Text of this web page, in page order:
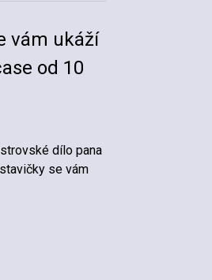
vám ukáží
od 10
dílo pana
se vám